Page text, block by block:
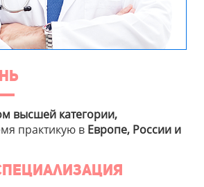
высшей категории,
практикую в Европе, России и